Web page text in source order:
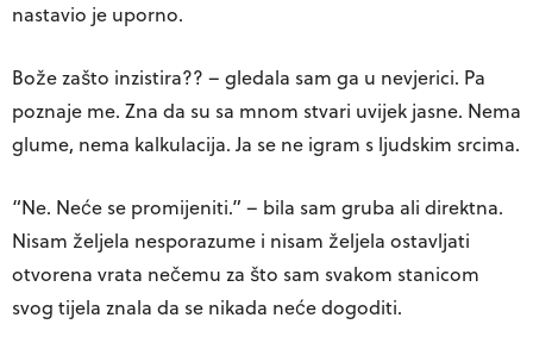
nastavio je uporno.
Bože zašto inzistira?? – gledala sam ga u nevjerici. Pa
poznaje me. Zna da su sa mnom stvari uvijek jasne. Nema
glume, nema kalkulacija. Ja se ne igram s ljudskim srcima.
“Ne. Neće se promijeniti.” – bila sam gruba ali direktna.
Nisam željela nesporazume i nisam željela ostavljati
otvorena vrata nečemu za što sam svakom stanicom
svog tijela znala da se nikada neće dogoditi.